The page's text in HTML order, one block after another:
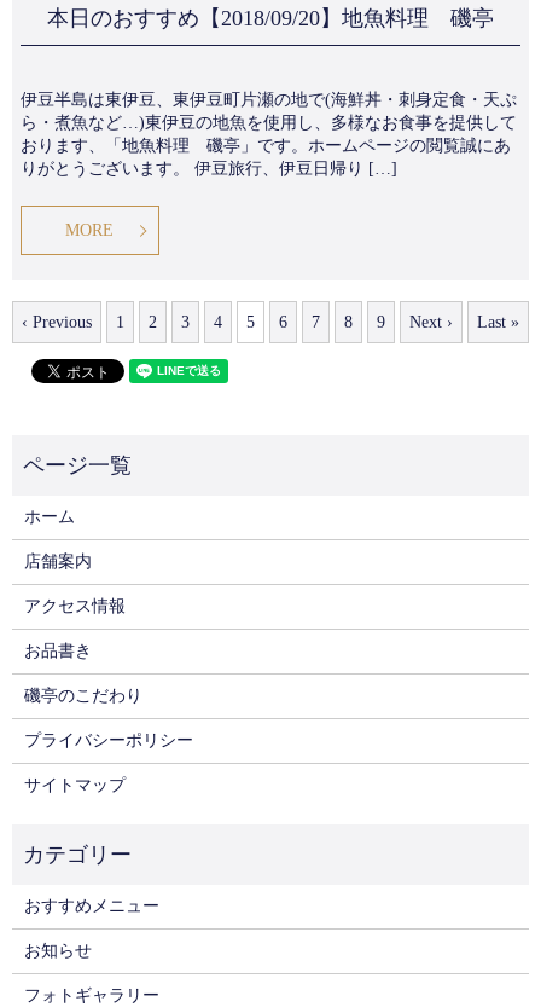
本日のおすすめ【2018/09/20】地魚料理 磯亭
伊豆半島は東伊豆、東伊豆町片瀬の地で(海鮮丼・刺身定食・天ぷ
ら・煮魚など…)東伊豆の地魚を使用し、多様なお食事を提供して
おります、「地魚料理 磯亭」です。ホームページの閲覧誠にあ
りがとうございます。 伊豆旅行、伊豆日帰り […]
MORE
‹ Previous 1 2 3 4 5 6 7 8 9 Next › Last »
ホーム
店舗案内
アクセス情報
お品書き
磯亭のこだわり
プライバシーポリシー
サイトマップ
おすすめメニュー
お知らせ
フォトギャラリー